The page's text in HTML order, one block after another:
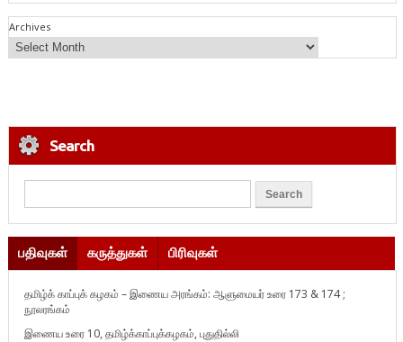
Archives
Search
பதிவுகள் கருத்துகள் பிரிவுகள்
தமிழ்க் காப்புக் கழகம் – இணைய அரங்கம்: ஆளுமையர் உரை 173 & 174 ;
நூலரங்கம்
இணைய உரை 10, தமிழ்க்காப்புக்கழகம், புதுதில்லி